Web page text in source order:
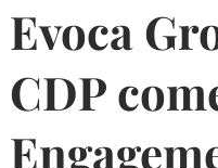
Evoca
CDP